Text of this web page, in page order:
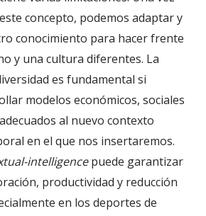
concepto, podemos adaptar y
conocimiento para hacer frente
y una cultura diferentes. La
es fundamental si
modelos económicos, sociales
al nuevo contexto
en el que nos insertaremos.
intelligencepuede garantizar
productividad y reducción
en los deportes de